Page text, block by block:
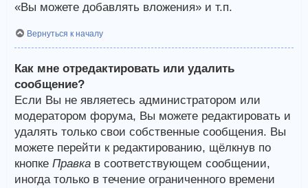
«Вы можете добавлять вложения» и т.п.
Вернуться к началу
Как мне отредактировать или удалить
сообщение?
Если Вы не являетесь администратором или
модератором форума, Вы можете редактировать и
удалять только свои собственные сообщения. Вы
можете перейти к редактированию, щёлкнув по
кнопке Правка в соответствующем сообщении,
иногда только в течение ограниченного времени